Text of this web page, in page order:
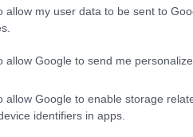
allow my user data to be sent to
allow Google to send me
allow Google to enable storage
identifiers in apps.
που αναδεικνύει
Παράλληλα,
Χρηματοδότηση
7,9 δισ. ευρώ,
Μέχρι το
είχαν ήδη λάβει